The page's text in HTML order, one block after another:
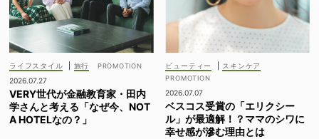
ライフスタイル
旅行
2026.07.27
VERY世代が金融教育家・田内
学さんと考える「なぜ今、NOT
A HOTELなの？」
ビューティー スキンケア
2026.07.07
ベスコス受賞の「エリクシー
ル」が最適解！？ママのシワに
幸せ感が滲む理由とは